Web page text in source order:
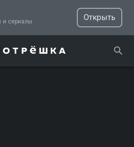
ТВ, фильмы и сериалы
Открыть